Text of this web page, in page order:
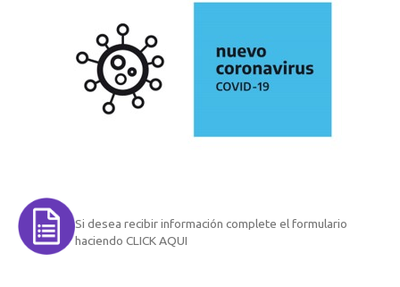
Si desea recibir información complete el formulario
haciendo CLICK AQUI